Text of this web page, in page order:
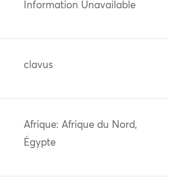
Information Unavailable
clavus
Afrique: Afrique du Nord,
Égypte